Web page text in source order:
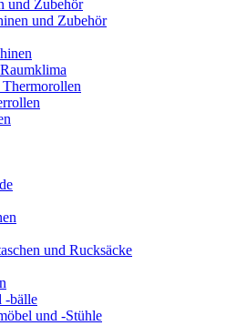
und Zubehör
und Zubehör
und Rucksäcke
-bälle
und -Stühle